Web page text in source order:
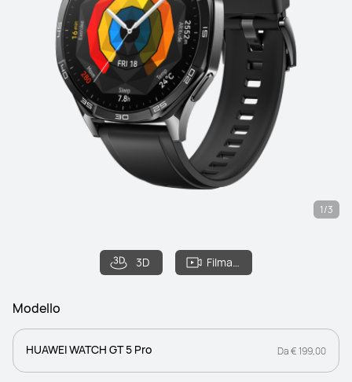
3D Filmato
1/3
Modello
HUAWEI WATCH GT 5 Pro Da € 199,00